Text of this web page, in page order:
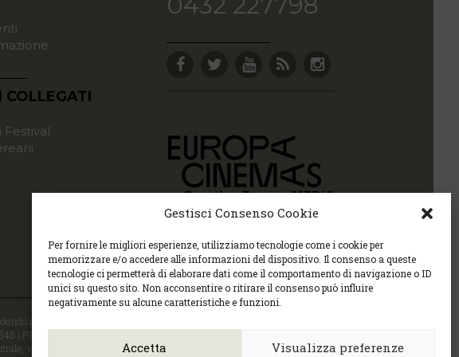
Gestisci Consenso Cookie
Per fornire le migliori esperienze, utilizziamo tecnologie come i cookie per
memorizzare e/o accedere alle informazioni del dispositivo. Il consenso a queste
tecnologie ci permetterà di elaborare dati come il comportamento di navigazione o ID
unici su questo sito. Non acconsentire o ritirare il consenso può influire
negativamente su alcune caratteristiche e funzioni.
Accetta Visualizza preferenze
COLLEGATI
Festival
al sito approvi la Policy sulla privacy e la Policy sui contenuti.
| P.Iva 01295290306 |
via Poscolle 8 | tel. 0432 504240